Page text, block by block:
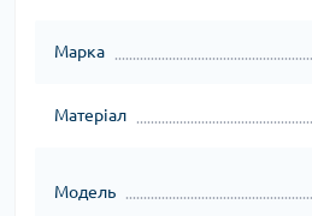
Марка
Матеріал
Модель